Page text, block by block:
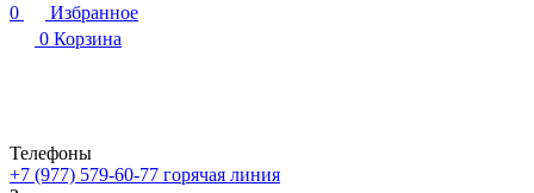
0
Избранное
0 Корзина
Телефоны
+7 (977) 579-60-77 горячая линия